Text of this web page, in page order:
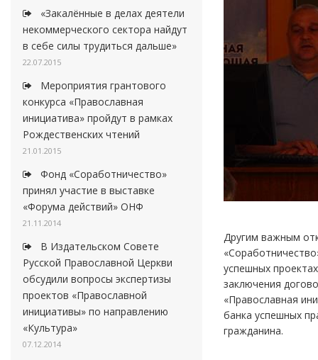
«Закалённые в делах деятели
некоммерческого сектора найдут
в себе силы трудиться дальше»
22.07.2015
Мероприятия грантового
конкурса «Православная
инициатива» пройдут в рамках
Рождественских чтений
21.01.2015
Фонд «Соработничество»
принял участие в выставке
«Форума действий» ОНФ
21.11.2014
В Издательском Совете
Русской Православной Церкви
обсудили вопросы экспертизы
проектов «Православной
инициативы» по направлению
«Культура»
07.12.2014
Другим важным
успешных
заключения
«Православная
банка успешных
гражданина.